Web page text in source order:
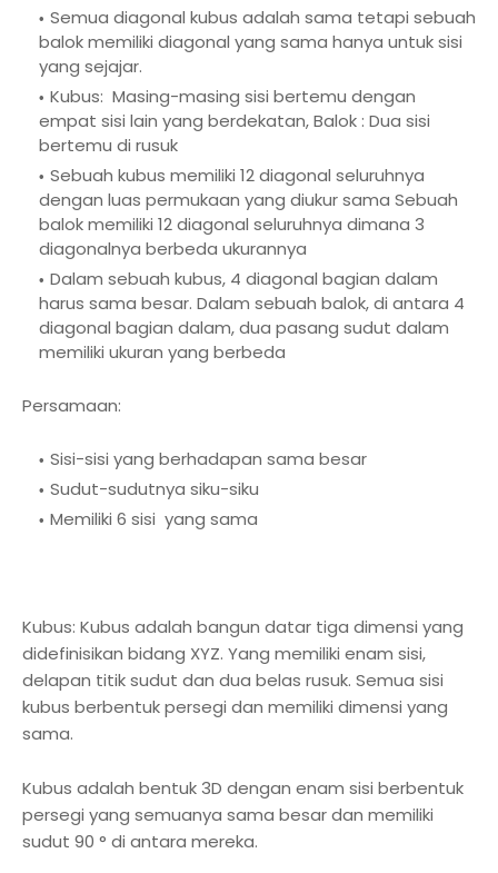
Semua diagonal kubus adalah sama tetapi sebuah
balok memiliki diagonal yang sama hanya untuk sisi
yang sejajar.
Kubus: Masing-masing sisi bertemu dengan
empat sisi lain yang berdekatan, Balok : Dua sisi
bertemu di rusuk
Sebuah kubus memiliki 12 diagonal seluruhnya
dengan luas permukaan yang diukur sama Sebuah
balok memiliki 12 diagonal seluruhnya dimana 3
diagonalnya berbeda ukurannya
Dalam sebuah kubus, 4 diagonal bagian dalam
harus sama besar. Dalam sebuah balok, di antara 4
diagonal bagian dalam, dua pasang sudut dalam
memiliki ukuran yang berbeda
Persamaan:
Sisi-sisi yang berhadapan sama besar
Sudut-sudutnya siku-siku
Memiliki 6 sisi yang sama
Kubus: Kubus adalah bangun datar tiga dimensi yang
didefinisikan bidang XYZ. Yang memiliki enam sisi,
delapan titik sudut dan dua belas rusuk. Semua sisi
kubus berbentuk persegi dan memiliki dimensi yang
sama.
Kubus adalah bentuk 3D dengan enam sisi berbentuk
persegi yang semuanya sama besar dan memiliki
sudut 90 ° di antara mereka.